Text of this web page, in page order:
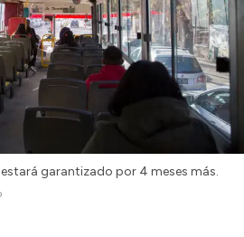
garantizado por 4 meses más.